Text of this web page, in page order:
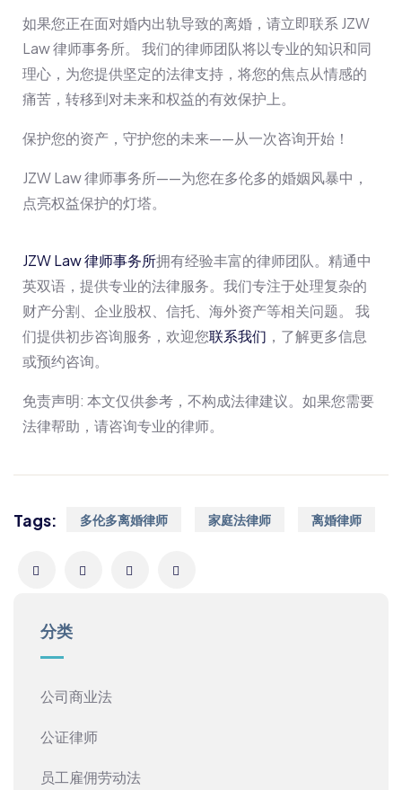
如果您正在面对婚内出轨导致的离婚，请立即联系 JZW
Law 律师事务所。 我们的律师团队将以专业的知识和同
理心，为您提供坚定的法律支持，将您的焦点从情感的
痛苦，转移到对未来和权益的有效保护上。
保护您的资产，守护您的未来——从一次咨询开始！
JZW Law 律师事务所——为您在多伦多的婚姻风暴中，
点亮权益保护的灯塔。
JZW Law 律师事务所拥有经验丰富的律师团队。精通中
英双语，提供专业的法律服务。我们专注于处理复杂的
财产分割、企业股权、信托、海外资产等相关问题。 我
们提供初步咨询服务，欢迎您联系我们 ，了解更多信息
或预约咨询。
免责声明: 本文仅供参考，不构成法律建议。如果您需要
法律帮助，请咨询专业的律师。
Tags: 多伦多离婚律师 家庭法律师 离婚律师
分类
公司商业法
公证律师
员工雇佣劳动法